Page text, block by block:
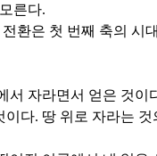
른다.
환은 첫 번째 축의
서 자라면서 얻은 것
다. 땅 위로 자라는